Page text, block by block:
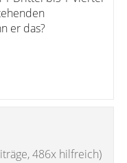
er das?
486x hilfreich)